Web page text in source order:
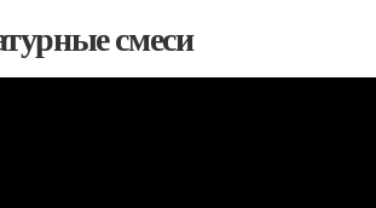
смеси